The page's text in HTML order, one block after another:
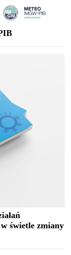
świetle zmiany